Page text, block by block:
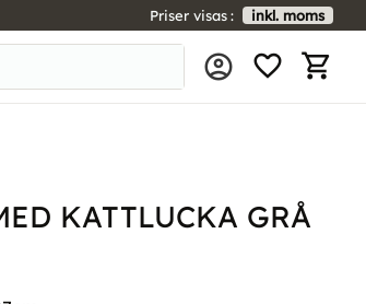
Priser visas inkl. moms
KATTLUCKA GRÅ